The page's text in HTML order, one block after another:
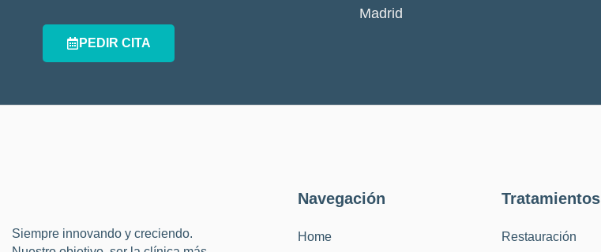
Madrid
PEDIR CITA
Siempre innovando y creciendo.
Navegación
Home
Tratamientos
Restauración